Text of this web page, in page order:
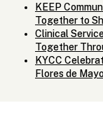
KEEP
Together to
Clinical
Together
KYCC
Flores de